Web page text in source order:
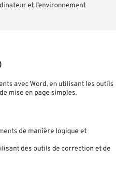
et l’environnement
avec Word, en utilisant les outils
mise en page simples.
de manière logique et
des outils de correction et de